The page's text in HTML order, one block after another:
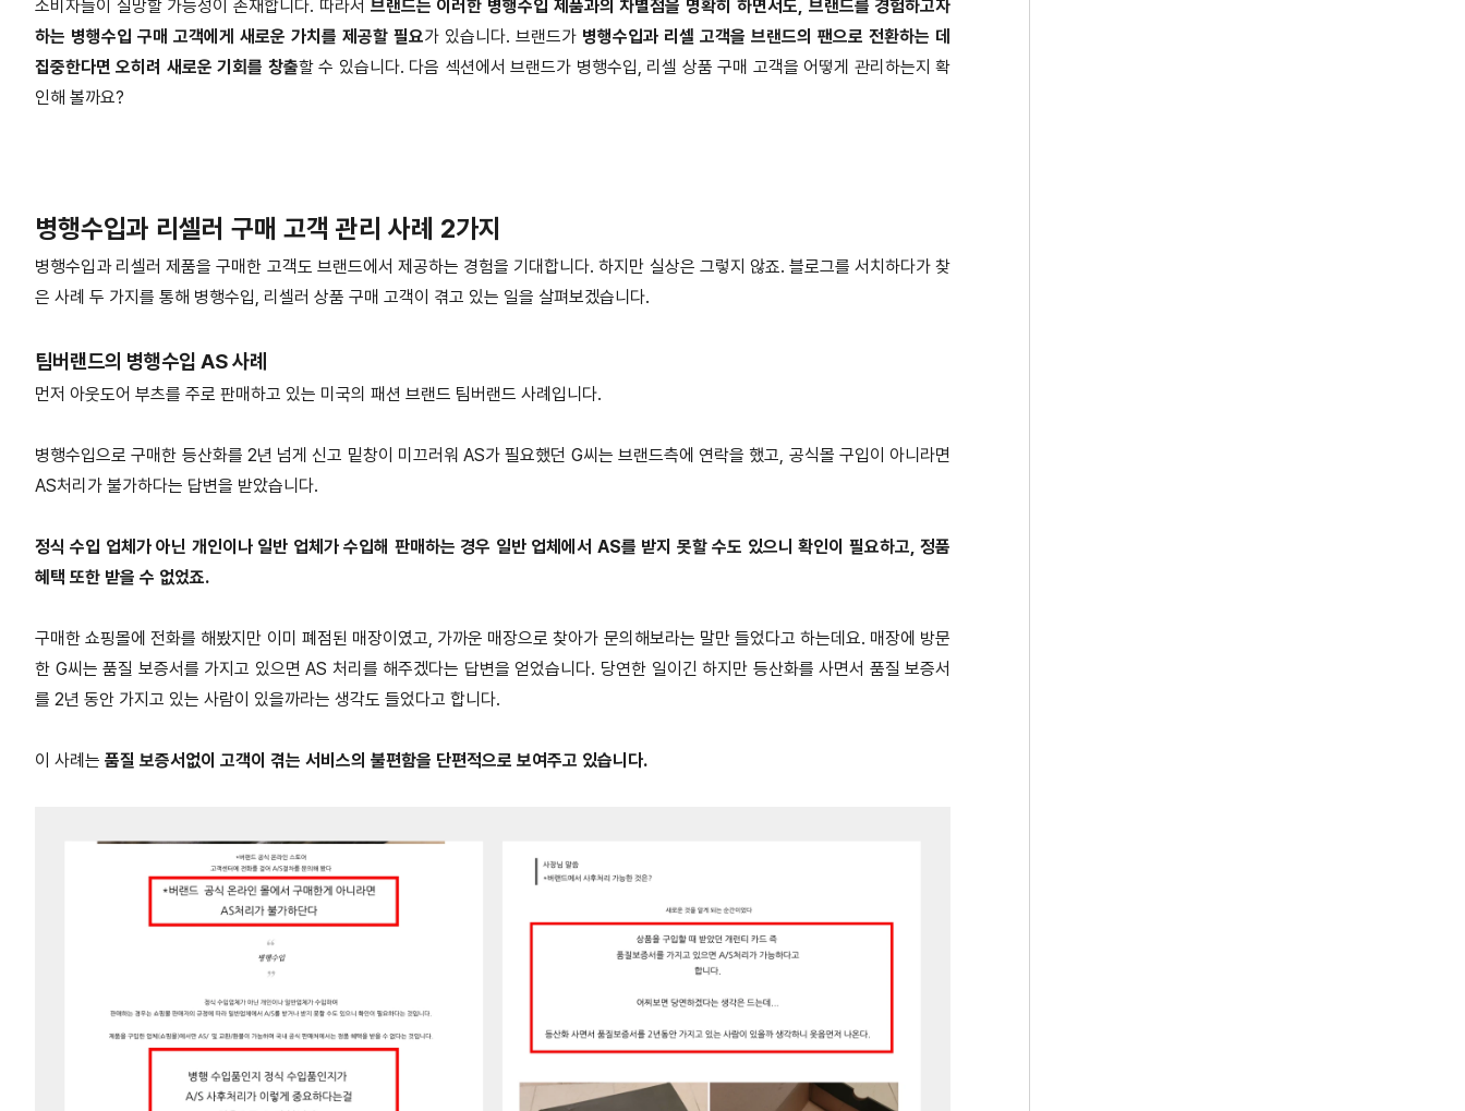
소비자들이 실망할 가능성이 존재합니다. 따라서 브랜드는 이러한 병행수입 제품과의 차별점을 명확히 하면서도, 브랜드를 경험하고자
하는 병행수입 구매 고객에게 새로운 가치를 제공할 필요​가 있습니다. 브랜드가 병행수입과 리셀 고객을 브랜드의 팬으로 전환하는 데
집중한다면 오히려 새로운 기회를 창출할 수 있습니다. 다음 섹션에서 브랜드가 병행수입, 리셀 상품 구매 고객을 어떻게 관리하는지 확
인해 볼까요?
병행수입과 리셀러 구매 고객 관리 사례 2가지
병행수입과 리셀러 제품을 구매한 고객도 브랜드에서 제공하는 경험을 기대합니다. 하지만 실상은 그렇지 않죠. 블로그를 서치하다가 찾
은 사례 두 가지를 통해 병행수입, 리셀러 상품 구매 고객이 겪고 있는 일을 살펴보겠습니다.
팀버랜드의 병행수입 AS 사례
먼저 아웃도어 부츠를 주로 판매하고 있는 미국의 패션 브랜드 팀버랜드 사례입니다.
병행수입으로 구매한 등산화를 2년 넘게 신고 밑창이 미끄러워 AS가 필요했던 G씨는 브랜드측에 연락을 했고, 공식몰 구입이 아니라면
AS처리가 불가하다는 답변을 받았습니다.
정식 수입 업체가 아닌 개인이나 일반 업체가 수입해 판매하는 경우 일반 업체에서 AS를 받지 못할 수도 있으니 확인이 필요하고, 정품
혜택 또한 받을 수 없었죠.
구매한 쇼핑몰에 전화를 해봤지만 이미 폐점된 매장이였고, 가까운 매장으로 찾아가 문의해보라는 말만 들었다고 하는데요. 매장에 방문
한 G씨는 품질 보증서를 가지고 있으면 AS 처리를 해주겠다는 답변을 얻었습니다. 당연한 일이긴 하지만 등산화를 사면서 품질 보증서
를 2년 동안 가지고 있는 사람이 있을까라는 생각도 들었다고 합니다.
이 사례는 품질 보증서없이 고객이 겪는 서비스의 불편함을 단편적으로 보여주고 있습니다.